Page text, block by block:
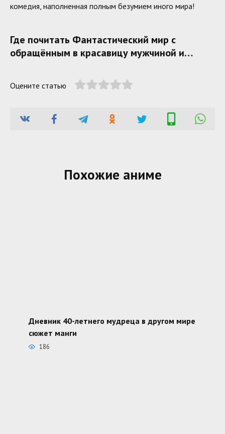
комедия, наполненная полным безумием иного мира!
Где почитать Фантастический мир с
обращённым в красавицу мужчиной и…
Оцените статью
Похожие аниме
Дневник 40-летнего мудреца в другом мире
сюжет манги
186